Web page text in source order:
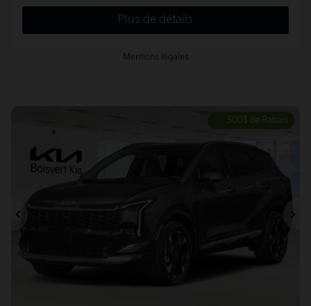
Plus de détails
Mentions légales
500$ de Rabais